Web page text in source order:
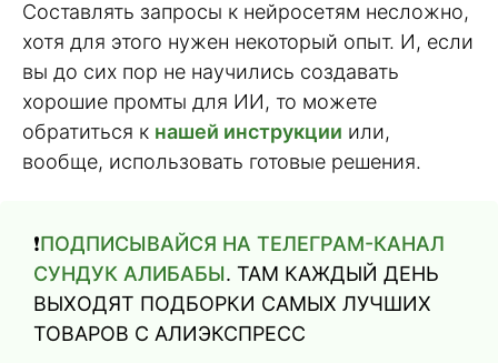
Составлять запросы к нейросетям несложно,
хотя для этого нужен некоторый опыт. И, если
вы до сих пор не научились создавать
хорошие промты для ИИ, то можете
обратиться к нашей инструкции или,
вообще, использовать готовые решения.
❗️ПОДПИСЫВАЙСЯ НА ТЕЛЕГРАМ-КАНАЛ
СУНДУК АЛИБАБЫ. ТАМ КАЖДЫЙ ДЕНЬ
ВЫХОДЯТ ПОДБОРКИ САМЫХ ЛУЧШИХ
ТОВАРОВ С АЛИЭКСПРЕСС